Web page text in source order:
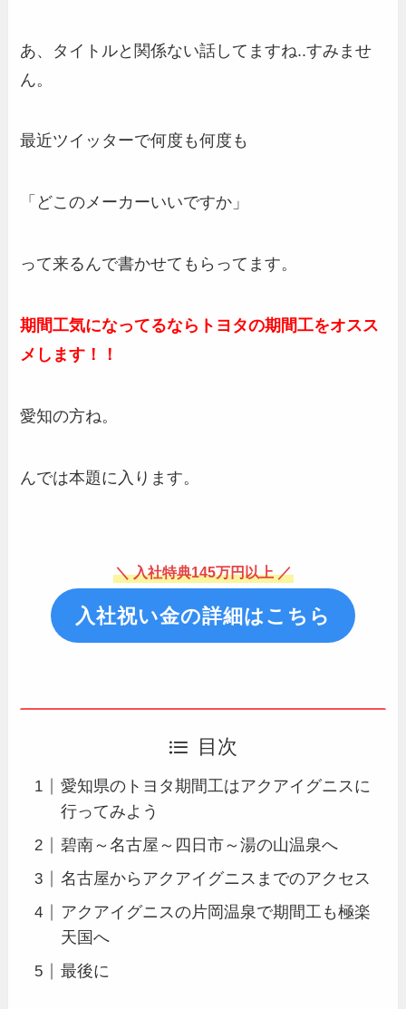
あ、タイトルと関係ない話してますね..すみませ
ん。
最近ツイッターで何度も何度も
「どこのメーカーいいですか」
って来るんで書かせてもらってます。
期間工気になってるならトヨタの期間工をオスス
メします！！
愛知の方ね。
んでは本題に入ります。
＼ 入社特典145万円以上 ／
入社祝い金の詳細はこちら
目次
愛知県のトヨタ期間工はアクアイグニスに
行ってみよう
碧南～名古屋～四日市～湯の山温泉へ
名古屋からアクアイグニスまでのアクセス
アクアイグニスの片岡温泉で期間工も極楽
天国へ
最後に